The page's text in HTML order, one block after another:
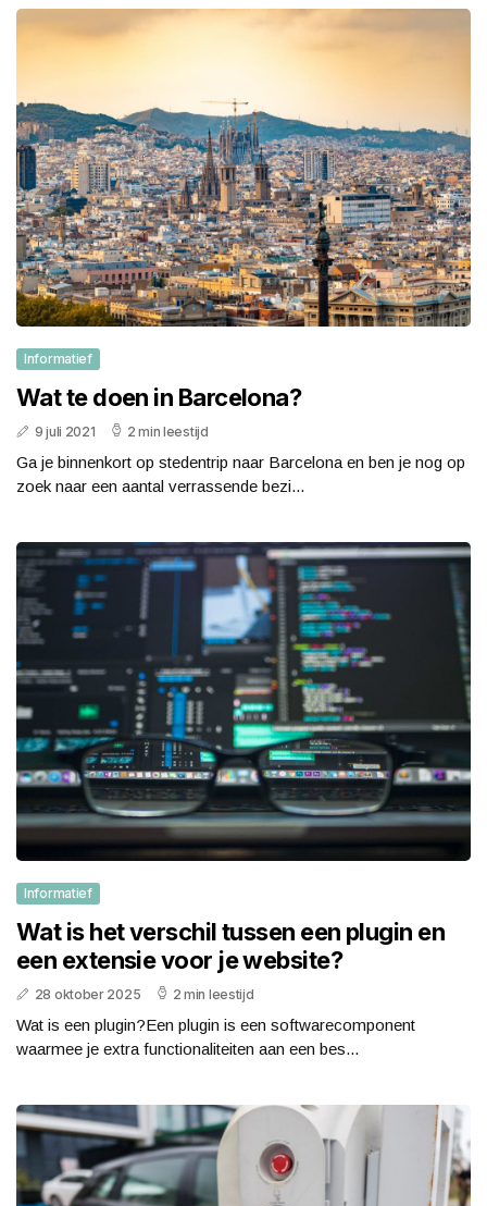
Informatief
Wat te doen in Barcelona?
9 juli 2021 2 min leestijd
Ga je binnenkort op stedentrip naar Barcelona en ben je nog op
zoek naar een aantal verrassende bezi...
Informatief
Wat is het verschil tussen een plugin en
een extensie voor je website?
28 oktober 2025 2 min leestijd
Wat is een plugin?Een plugin is een softwarecomponent
waarmee je extra functionaliteiten aan een bes...